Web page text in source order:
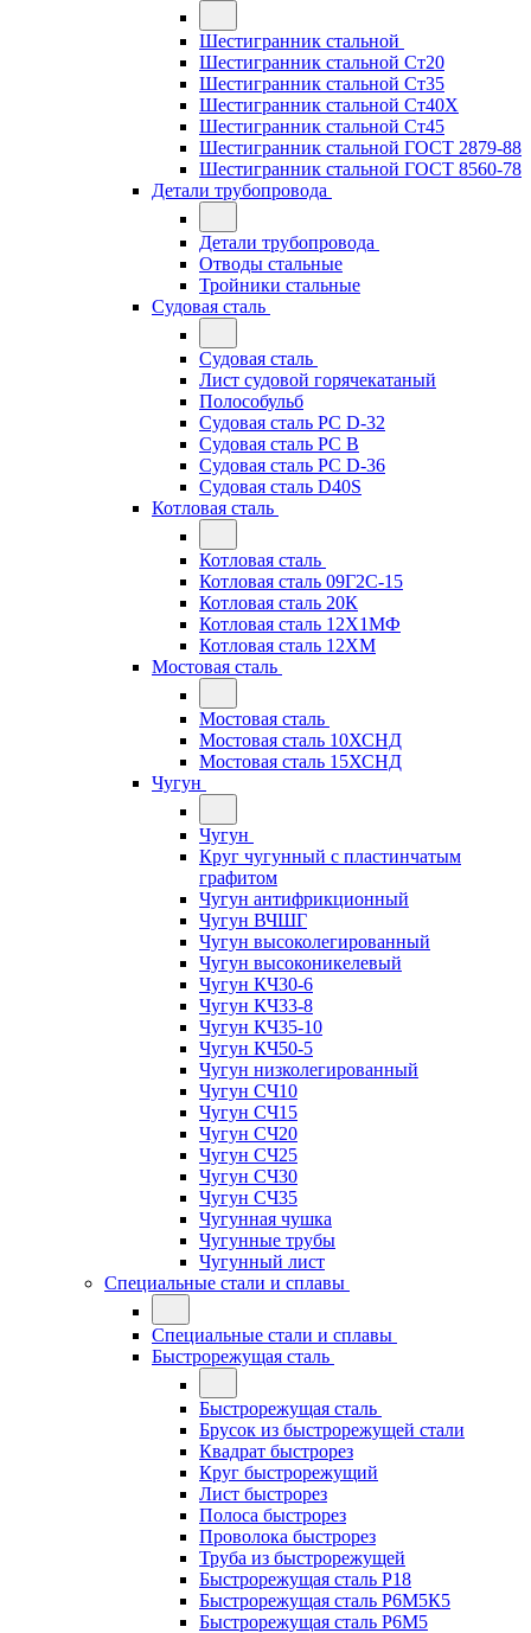
Шестигранник стальной
Шестигранник стальной Ст20
Шестигранник стальной Ст35
Шестигранник стальной Ст40Х
Шестигранник стальной Ст45
Шестигранник стальной ГОСТ 2879-88
Шестигранник стальной ГОСТ 8560-78
Детали трубопровода
Детали трубопровода
Отводы стальные
Тройники стальные
Судовая сталь
Судовая сталь
Лист судовой горячекатаный
Полособульб
Судовая сталь РС D-32
Судовая сталь РС В
Судовая сталь РС D-36
Судовая сталь D40S
Котловая сталь
Котловая сталь
Котловая сталь 09Г2С-15
Котловая сталь 20К
Котловая сталь 12Х1МФ
Котловая сталь 12ХМ
Мостовая сталь
Мостовая сталь
Мостовая сталь 10ХСНД
Мостовая сталь 15ХСНД
Чугун
Чугун
Круг чугунный с пластинчатым
графитом
Чугун антифрикционный
Чугун ВЧШГ
Чугун высоколегированный
Чугун высоконикелевый
Чугун КЧ30-6
Чугун КЧ33-8
Чугун КЧ35-10
Чугун КЧ50-5
Чугун низколегированный
Чугун СЧ10
Чугун СЧ15
Чугун СЧ20
Чугун СЧ25
Чугун СЧ30
Чугун СЧ35
Чугунная чушка
Чугунные трубы
Чугунный лист
Специальные стали и сплавы
Специальные стали и сплавы
Быстрорежущая сталь
Быстрорежущая сталь
Брусок из быстрорежущей стали
Квадрат быстрорез
Круг быстрорежущий
Лист быстрорез
Полоса быстрорез
Проволока быстрорез
Труба из быстрорежущей
Быстрорежущая сталь Р18
Быстрорежущая сталь Р6М5К5
Быстрорежущая сталь Р6М5